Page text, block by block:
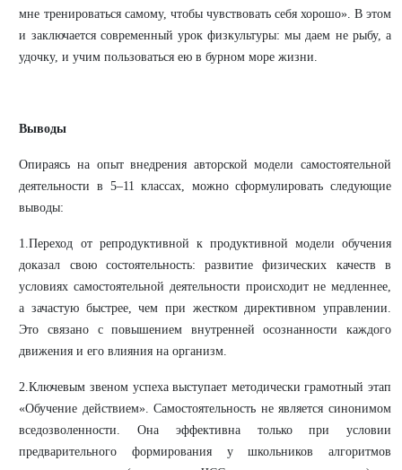
мне тренироваться самому, чтобы чувствовать себя хорошо». В этом
и заключается современный урок физкультуры: мы даем не рыбу, а
удочку, и учим пользоваться ею в бурном море жизни.
Выводы
Опираясь на опыт внедрения авторской модели самостоятельной
деятельности в 5–11 классах, можно сформулировать следующие
выводы:
1.Переход от репродуктивной к продуктивной модели обучения
доказал свою состоятельность: развитие физических качеств в
условиях самостоятельной деятельности происходит не медленнее,
а зачастую быстрее, чем при жестком директивном управлении.
Это связано с повышением внутренней осознанности каждого
движения и его влияния на организм.
2.Ключевым звеном успеха выступает методически грамотный этап
«Обучение действием». Самостоятельность не является синонимом
вседозволенности. Она эффективна только при условии
предварительного формирования у школьников алгоритмов